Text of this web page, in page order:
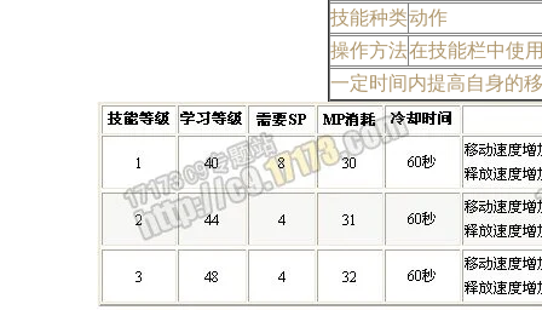
技能种类动作
操作方法在技能栏中使
一定时间内提高自身的